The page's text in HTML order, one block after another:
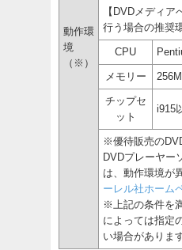
動作環
境
（※）
【DVDメディ
行う場合の推奨
CPU
メモリー
チップセ
ット
i915
※優待販売の
DVDプレーヤー
は、動作環境が
ーレル社ホーム
※上記の条件を
によっては指定
い場合があります